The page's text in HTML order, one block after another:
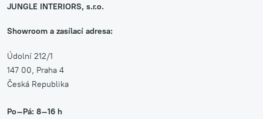
JUNGLE INTERIORS, s.r.o.
Showroom a zasílací adresa:
Údolní 212/1
147 00, Praha 4
Česká Republika
Po–Pá: 8–16 h